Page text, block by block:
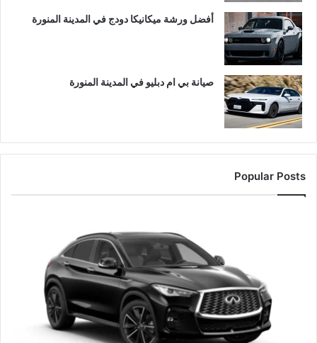
أفضل ورشة ميكانيكا دودج في المدينة المنورة
صيانة بي ام دبليو في المدينة المنورة
Popular Posts